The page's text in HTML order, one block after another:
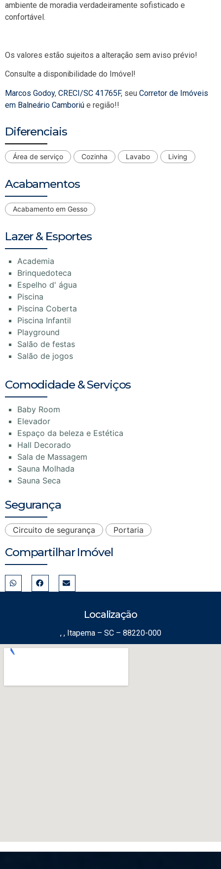
ambiente de moradia verdadeiramente sofisticado e
confortável.
Os valores estão sujeitos a alteração sem aviso prévio!
Consulte a disponibilidade do Imóvel!
Marcos Godoy, CRECI/SC 41765F, seu Corretor de Imóveis
em Balneário Camboriú e região!!
Diferenciais
Área de serviço Cozinha Lavabo Living
Acabamentos
Acabamento em Gesso
Lazer & Esportes
Academia
Brinquedoteca
Espelho d' água
Piscina
Piscina Coberta
Piscina Infantil
Playground
Salão de festas
Salão de jogos
Comodidade & Serviços
Baby Room
Elevador
Espaço da beleza e Estética
Hall Decorado
Sala de Massagem
Sauna Molhada
Sauna Seca
Segurança
Circuito de segurança Portaria
Compartilhar Imóvel
Localização
, , Itapema – SC – 88220-000